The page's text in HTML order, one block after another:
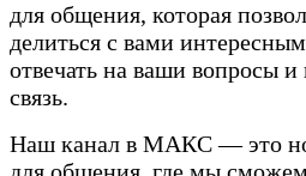
для общения, которая
делиться с вами
отвечать на ваши вопросы
связь.
Наш канал в МАКС — это